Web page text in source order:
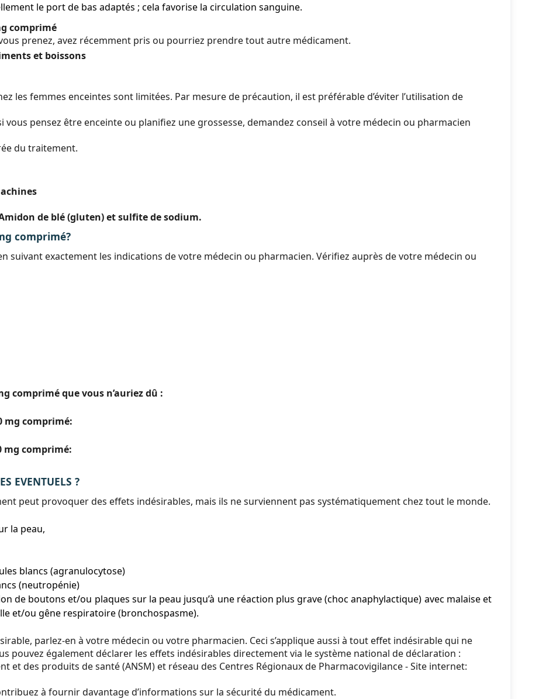
le port de bas adaptés ; cela favorise la circulation sanguine.
comprimé
prenez, avez récemment pris ou pourriez prendre tout autre médicament.
et boissons
les femmes enceintes sont limitées. Par mesure de précaution, il est préférable d’éviter l’utilisation de
vous pensez être enceinte ou planifiez une grossesse, demandez conseil à votre médecin ou pharmacien
du traitement.
de blé (gluten) et sulfite de sodium.
comprimé?
suivant exactement les indications de votre médecin ou pharmacien. Vérifiez auprès de votre médecin ou
comprimé que vous n’auriez dû :
mg comprimé:
mg comprimé:
EVENTUELS ?
peut provoquer des effets indésirables, mais ils ne surviennent pas systématiquement chez tout le monde.
la peau,
blancs (agranulocytose)
(neutropénie)
de boutons et/ou plaques sur la peau jusqu’à une réaction plus grave (choc anaphylactique) avec malaise et
et/ou gêne respiratoire (bronchospasme).
parlez-en à votre médecin ou votre pharmacien. Ceci s’applique aussi à tout effet indésirable qui ne
pouvez également déclarer les effets indésirables directement via le système national de déclaration :
et des produits de santé (ANSM) et réseau des Centres Régionaux de Pharmacovigilance - Site internet:
à fournir davantage d’informations sur la sécurité du médicament.